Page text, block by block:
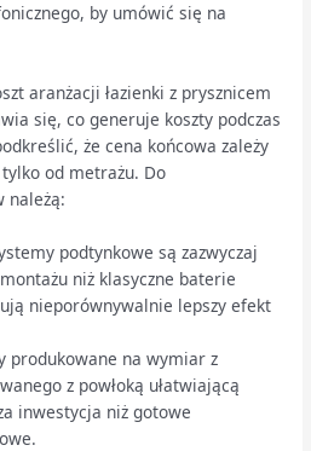
by umówić się na
aranżacji łazienki z prysznicem
się, co generuje koszty podczas
że cena końcowa zależy
od metrażu. Do
należą:
podtynkowe są zazwyczaj
niż klasyczne baterie
nieporównywalnie lepszy efekt
produkowane na wymiar z
z powłoką ułatwiającą
inwestycja niż gotowe